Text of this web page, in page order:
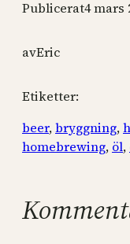
Publicerat4 mars
avEric
Etiketter:
beer, bryggning,
homebrewing, öl,